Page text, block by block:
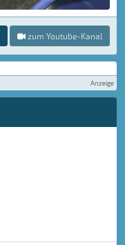
zum Youtube-Kanal
Anzeige